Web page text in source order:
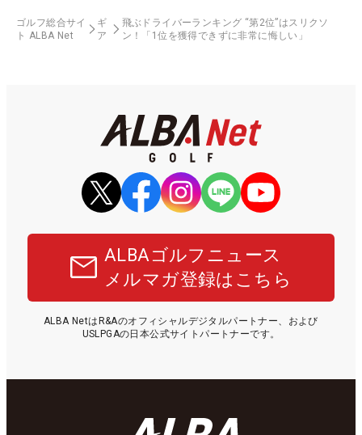
ゴルフ総合サイ
ト ALBA Net
ギ
ア
飛ぶドライバーランキング “第2位”はスリクソ
ン！「1位を獲得できずに非常に悔しい」
ALBAゴルフニュース
メルマガ登録はこちら
ALBA NetはR&Aのオフィシャルデジタルパートナー、および
USLPGAの日本公式サイトパートナーです。